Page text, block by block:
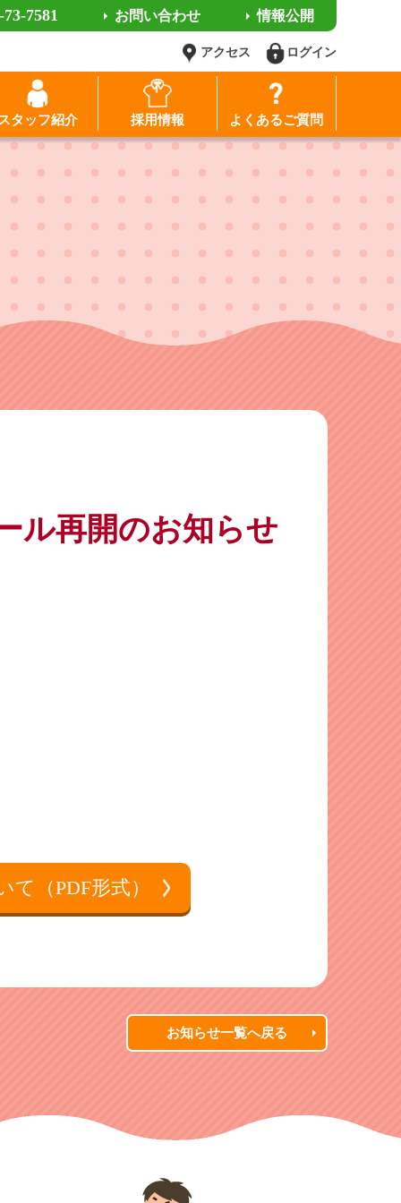
7581 お問い合わせ 情報公開
アクセス ログイン
タッフ紹介 採用情報 よくあるご質問
ル再開のお知らせ
（PDF形式）
お知らせ一覧へ戻る